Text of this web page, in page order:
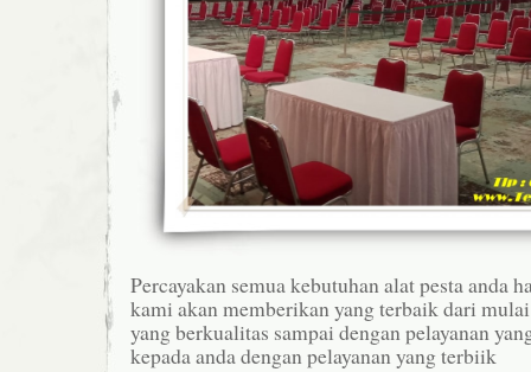
Percayakan semua kebutuhan alat pesta anda
kami akan memberikan yang terbaik dari
yang berkualitas sampai dengan pelayanan
kepada anda dengan pelayanan yang terbiik